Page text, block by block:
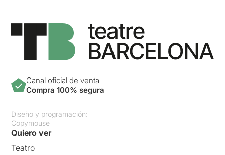
Canal oficial de venta
Compra 100% segura
Diseño y programación:
Copymouse
Quiero ver
Teatro